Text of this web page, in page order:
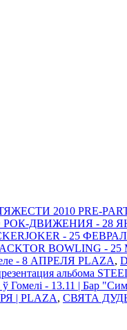
2010 PRE-
ДВИЖЕНИЯ - 28
- 25
BOWLING -
- 8 АПРЕЛЯ PLAZA,
альбома
ў Гомелi - 13.11 | Бар
| PLAZA, СВЯТА